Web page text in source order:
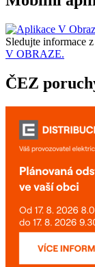
Sledujte informace
V OBRAZE.
ČEZ